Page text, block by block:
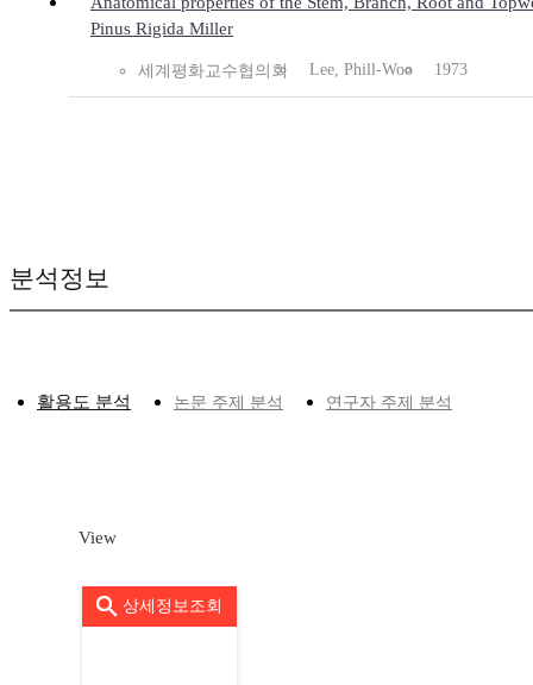
Pinus Rigida Miller
세계평화교수협의회 Lee, Phill-Woo 1973
분석정보
활용도 분석 논문 주제 분석 연구자 주제 분석
View
상세정보조회